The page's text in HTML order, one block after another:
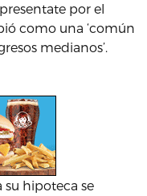
por el
como una ‘común
medianos’.
su hipoteca se